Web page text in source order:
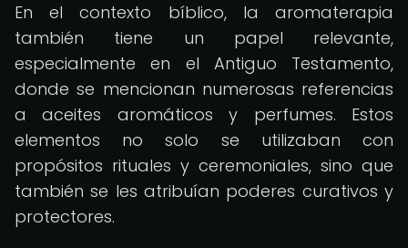
En el contexto bíblico, la aromaterapia
también tiene un papel relevante,
especialmente en el Antiguo Testamento,
donde se mencionan numerosas referencias
a aceites aromáticos y perfumes. Estos
elementos no solo se utilizaban con
propósitos rituales y ceremoniales, sino que
también se les atribuían poderes curativos y
protectores.